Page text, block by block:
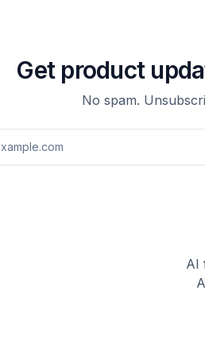
Get product
No spam.
AI